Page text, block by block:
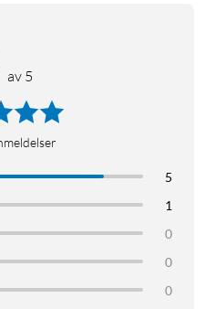
mindre varme og er
Det gjør at 160 W får plass i
avhengig av hvor
enhet på USB-C1 får hele
effekten til 65+65+15+15
av 5
5
1
0
0
0